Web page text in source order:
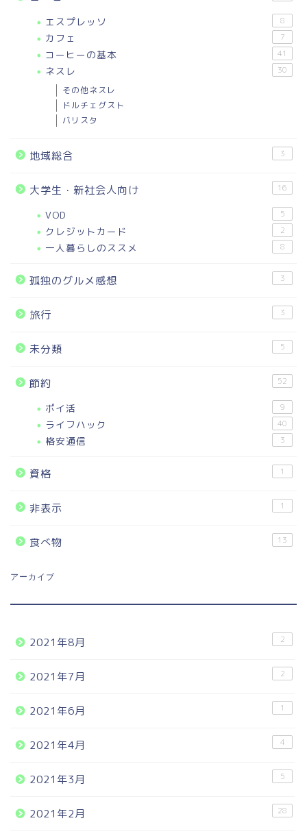
エスプレッソ 8
カフェ 7
コーヒーの基本 41
ネスレ 30
その他ネスレ
ドルチェグスト
バリスタ
地域総合 3
大学生・新社会人向け 16
VOD 5
クレジットカード 2
一人暮らしのススメ 8
孤独のグルメ感想 3
旅行 3
未分類 5
節約 52
ポイ活 9
ライフハック 40
格安通信 3
資格 1
非表示 1
食べ物 13
アーカイブ
2021年8月 2
2021年7月 2
2021年6月 1
2021年4月 4
2021年3月 5
2021年2月 28